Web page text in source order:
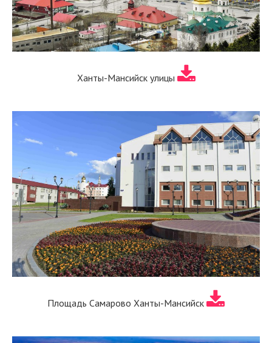
Ханты-Мансийск улицы
Площадь Самарово Ханты-Мансийск